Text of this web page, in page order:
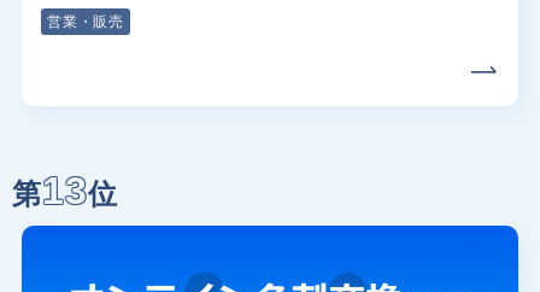
営業・販売
第13位